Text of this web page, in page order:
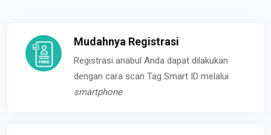
Mudahnya Registrasi
Registrasi anabul Anda dapat dilakukan
dengan cara scan Tag Smart ID melalui
smartphone.